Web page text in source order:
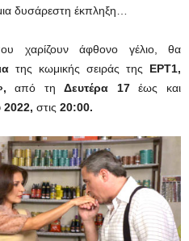
δυσάρεστη έκπληξη…
χαρίζουν άφθονο γέλιο, θα
της κωμικής σειράς της ΕΡΤ1,
από τηΔευτέρα 17έως και
2022, στις 20:00.